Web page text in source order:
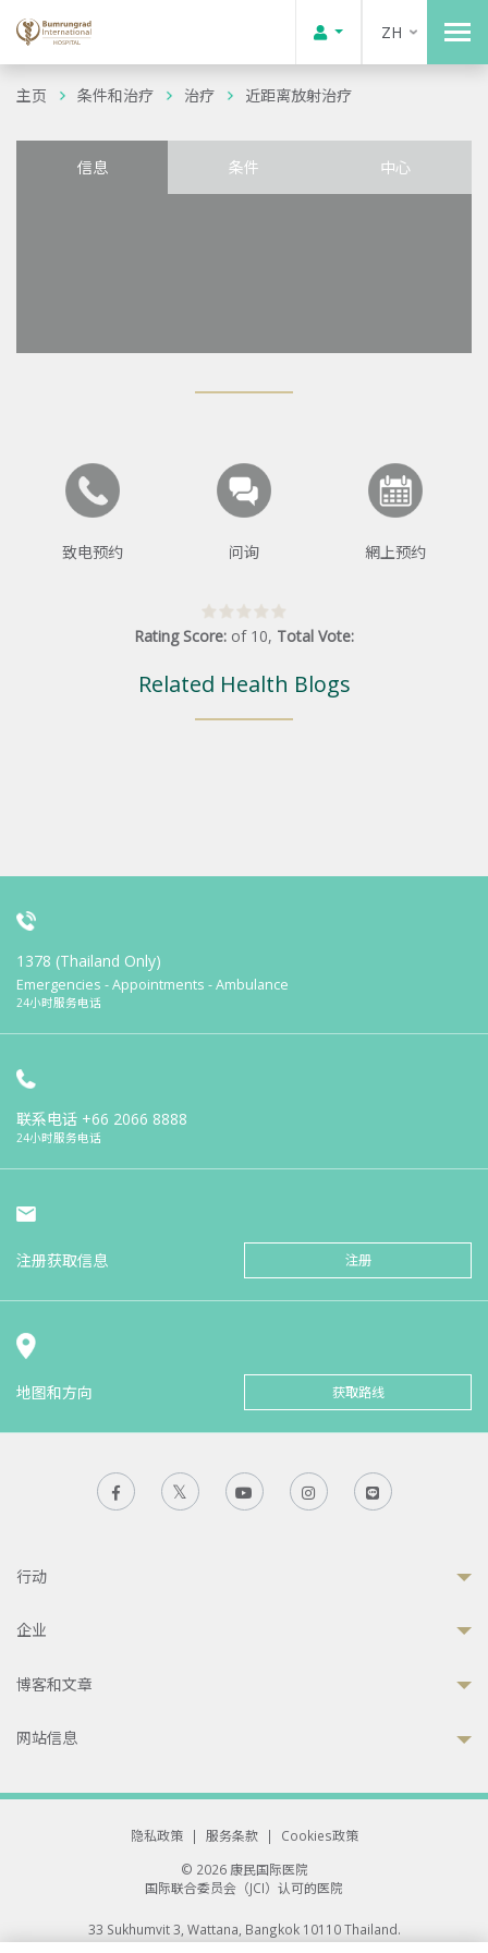
ZH
主页 条件和治疗 治疗 近距离放射治疗
信息 条件 中心
致电预约 问询 網上预约
Rating Score: of 10, Total Vote:
Related Health Blogs
1378 (Thailand Only)
Emergencies - Appointments - Ambulance
24小时服务电话
联系电话 +66 2066 8888
24小时服务电话
注册获取信息 注册
地图和方向 获取路线
行动
企业
博客和文章
网站信息
隐私政策 | 服务条款 |
Cookies政策
© 2026 康民国际医院
国际联合委员会（JCI）认可的医院
33 Sukhumvit 3, Wattana, Bangkok 10110 Thailand.
All rights reserved.